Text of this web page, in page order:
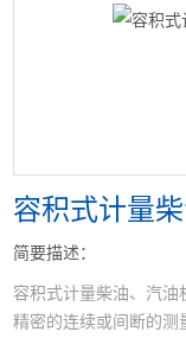
容积式计量
简要描述：
容积式计量柴油、汽
精密的连续或间断的测